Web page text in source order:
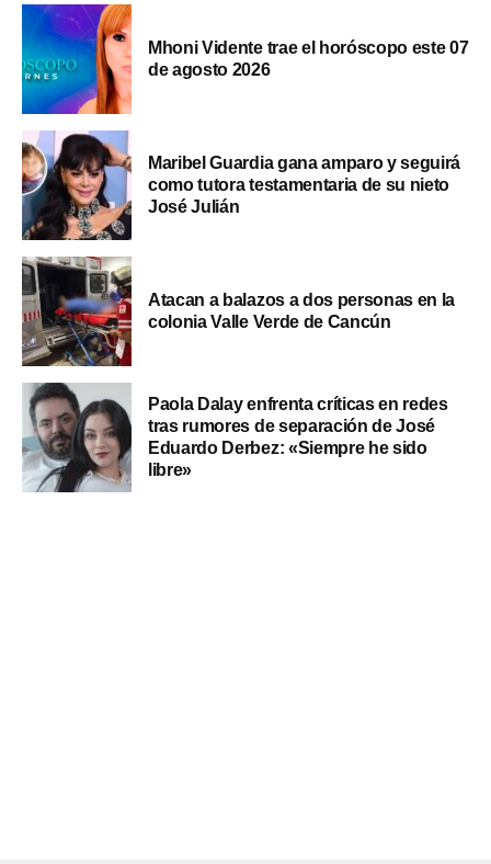
Mhoni Vidente trae el horóscopo este 07
de agosto 2026
Maribel Guardia gana amparo y seguirá
como tutora testamentaria de su nieto
José Julián
Atacan a balazos a dos personas en la
colonia Valle Verde de Cancún
Paola Dalay enfrenta críticas en redes
tras rumores de separación de José
Eduardo Derbez: «Siempre he sido
libre»